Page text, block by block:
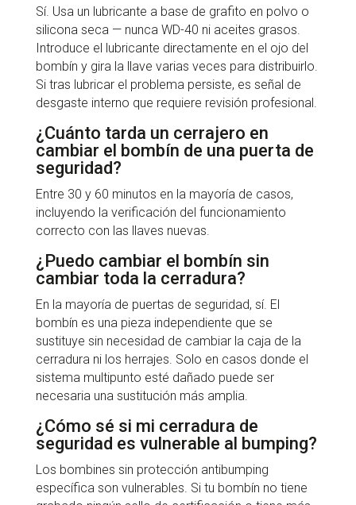
Sí. Usa un lubricante a base de grafito en polvo o
silicona seca — nunca WD-40 ni aceites grasos.
Introduce el lubricante directamente en el ojo del
bombín y gira la llave varias veces para distribuirlo.
Si tras lubricar el problema persiste, es señal de
desgaste interno que requiere revisión profesional.
¿Cuánto tarda un cerrajero en
cambiar el bombín de una puerta de
seguridad?
Entre 30 y 60 minutos en la mayoría de casos,
incluyendo la verificación del funcionamiento
correcto con las llaves nuevas.
¿Puedo cambiar el bombín sin
cambiar toda la cerradura?
En la mayoría de puertas de seguridad, sí. El
bombín es una pieza independiente que se
sustituye sin necesidad de cambiar la caja de la
cerradura ni los herrajes. Solo en casos donde el
sistema multipunto esté dañado puede ser
necesaria una sustitución más amplia.
¿Cómo sé si mi cerradura de
seguridad es vulnerable al bumping?
Los bombines sin protección antibumping
específica son vulnerables. Si tu bombín no tiene